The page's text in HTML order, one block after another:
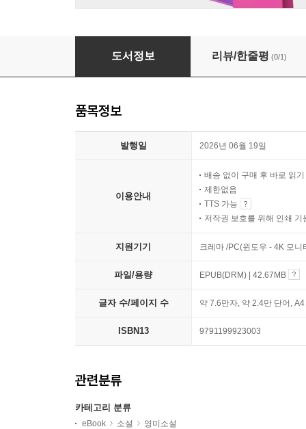
싱클레어 루이스 소설집
도서정보 리뷰/한줄평 (0/1)
품목정보
발행일 2026년 06월 19일
이용안내
배송 없이 구매 후 바로 읽기
제한없음
TTS 가능
저작권 보호를 위해 인쇄 기
지원기기 크레마 /PC(윈도우 - 4K 모
파일/용량 EPUB(DRM) | 42.67MB
글자 수/페이지 수 약 7.6만자, 약 2.4만 단어,
ISBN13 9791199923003
관련분류
카테고리 분류
eBook 소설 영미소설